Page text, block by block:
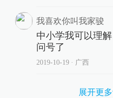
我喜欢你叫我家骏
中小学我可以理
问号了
2019-10-19∙ 广西
展开更